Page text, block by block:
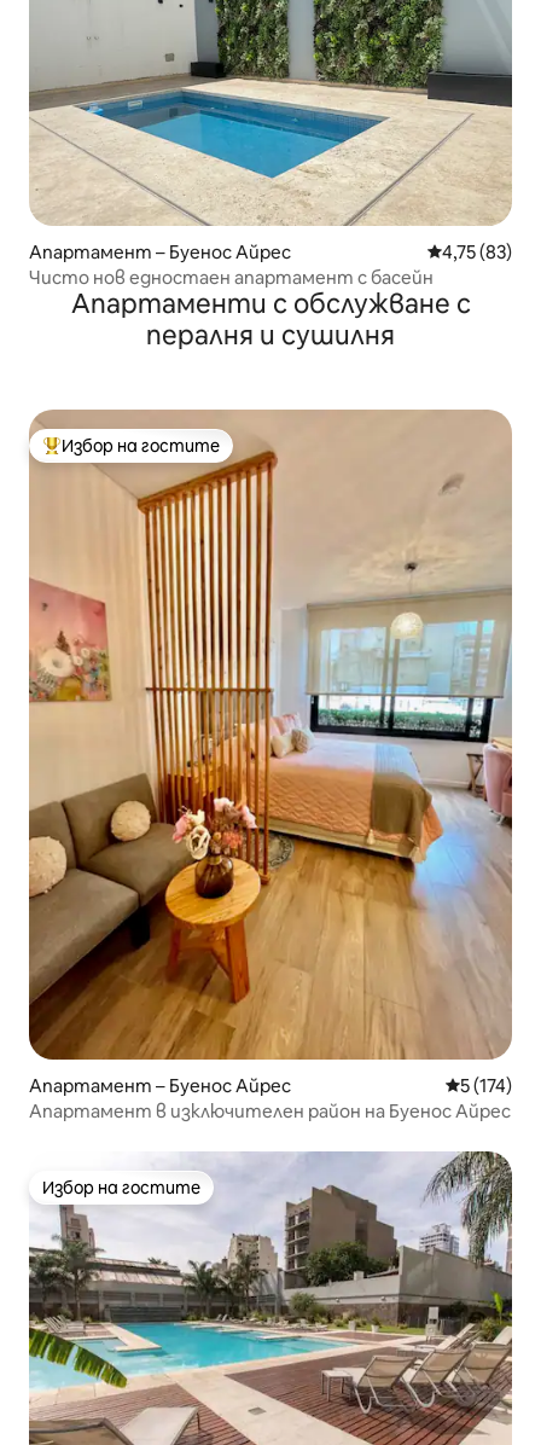
Апартамент – Буенос Айрес Средна
4,75 (83)
Чисто нов едностаен апартамент с басейн
Апартаменти с обслужване с
пералня и сушилня
Най-популярен избор на гостите
Избор на гостите
Апартамент – Буенос Айрес Средна
5 (174)
Апартамент в изключителен район на ​​Буенос Айрес
Избор на гостите
Избор на гостите